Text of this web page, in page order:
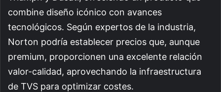
combine diseño icónico con avances
tecnológicos. Según expertos de la industria,
Norton podría establecer precios que, aunque
premium, proporcionen una excelente relación
valor-calidad, aprovechando la infraestructura
de TVS para optimizar costes.